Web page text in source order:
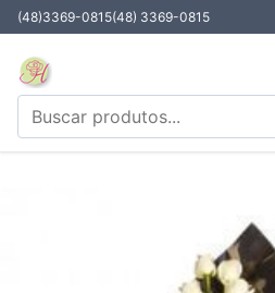
(48)3369-0815(48) 3369-0815